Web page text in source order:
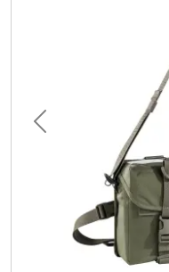
Previous